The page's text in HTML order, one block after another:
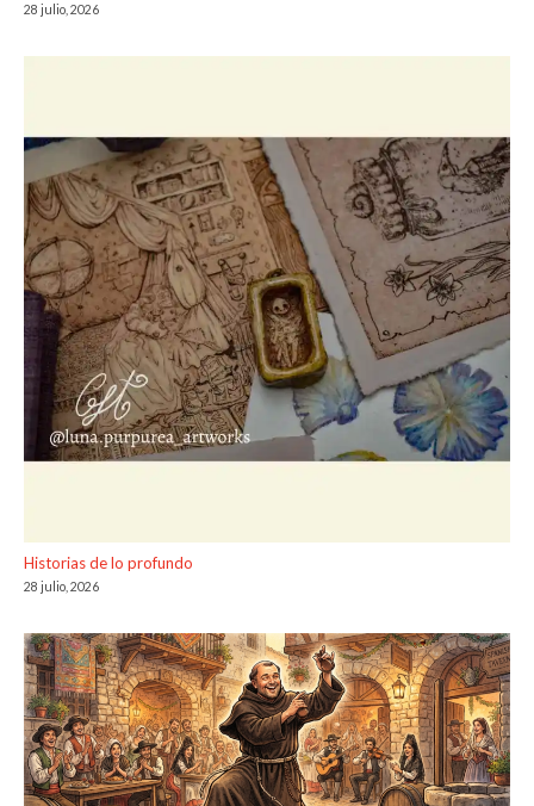
28 julio, 2026
Historias de lo profundo
28 julio, 2026